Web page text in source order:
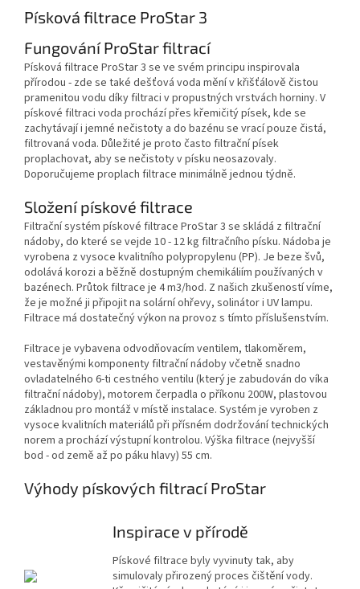
Písková filtrace ProStar 3
Fungování ProStar filtrací
Písková filtrace ProStar 3 se ve svém principu inspirovala
přírodou - zde se také dešťová voda mění v křišťálově čistou
pramenitou vodu díky filtraci v propustných vrstvách horniny. V
pískové filtraci voda prochází přes křemičitý písek, kde se
zachytávají i jemné nečistoty a do bazénu se vrací pouze čistá,
filtrovaná voda. Důležité je proto často filtrační písek
proplachovat, aby se nečistoty v písku neosazovaly.
Doporučujeme proplach filtrace minimálně jednou týdně.
Složení pískové filtrace
Filtrační systém pískové filtrace ProStar 3 se skládá z filtrační
nádoby, do které se vejde 10 - 12 kg filtračního písku. Nádoba je
vyrobena z vysoce kvalitního polypropylenu (PP). Je beze švů,
odolává korozi a běžně dostupným chemikáliím používaných v
bazénech. Průtok filtrace je 4 m3/hod. Z našich zkušeností víme,
že je možné ji připojit na solární ohřevy, solinátor i UV lampu.
Filtrace má dostatečný výkon na provoz s tímto příslušenstvím.
Filtrace je vybavena odvodňovacím ventilem, tlakoměrem,
vestavěnými komponenty filtrační nádoby včetně snadno
ovladatelného 6-ti cestného ventilu (který je zabudován do víka
filtrační nádoby), motorem čerpadla o příkonu 200W, plastovou
základnou pro montáž v místě instalace. Systém je vyroben z
vysoce kvalitních materiálů při přísném dodržování technických
norem a prochází výstupní kontrolou. Výška filtrace (nejvyšší
bod - od země až po páku hlavy) 55 cm.
Výhody pískových filtrací ProStar
Inspirace v přírodě
Pískové filtrace byly vyvinuty tak, aby
simulovaly přirozený proces čištění vody.